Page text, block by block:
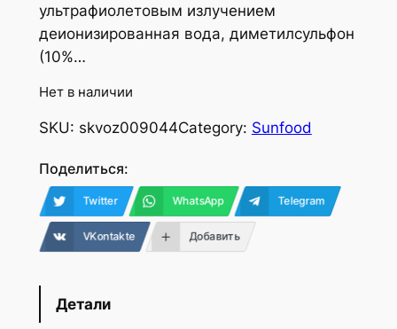
ультрафиолетовым излучением
деионизированная вода, диметилсульфон
(10%…
Нет в наличии
SKU: skvoz009044Category: Sunfood
Поделиться:
Twitter WhatsApp Telegram
VKontakte Добавить
Детали